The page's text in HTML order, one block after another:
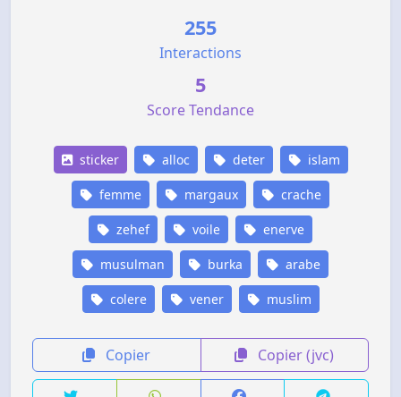
255
Interactions
5
Score Tendance
sticker alloc deter islam
femme margaux crache
zehef voile enerve
musulman burka arabe
colere vener muslim
Copier Copier (jvc)